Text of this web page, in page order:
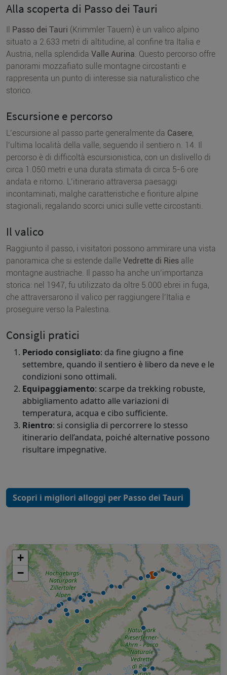
Alla scoperta di Passo dei Tauri
Il Passo dei Tauri (Krimmler Tauern) è un valico alpino
situato a 2.633 metri di altitudine, al confine tra Italia e
Austria, nella splendida Valle Aurina . Questo percorso offre
panorami mozzafiato sulle montagne circostanti e
rappresenta un punto di interesse sia naturalistico che
storico.
Escursione e percorso
L’escursione al passo parte generalmente da Casere,
l’ultima località della valle, seguendo il sentiero n. 14. Il
percorso è di difficoltà escursionistica, con un dislivello di
circa 1.050 metri e una durata stimata di circa 5-6 ore
andata e ritorno. L’itinerario attraversa paesaggi
incontaminati, malghe caratteristiche e fioriture alpine
stagionali, regalando scorci unici sulle vette circostanti.
Il valico
Raggiunto il passo, i visitatori possono ammirare una vista
panoramica che si estende dalle Vedrette di Ries alle
montagne austriache. Il passo ha anche un’importanza
storica: nel 1947, fu utilizzato da oltre 5.000 ebrei in fuga,
che attraversarono il valico per raggiungere l’Italia e
proseguire verso la Palestina.
Consigli pratici
Periodo consigliato: da fine giugno a fine
settembre, quando il sentiero è libero da neve e le
condizioni sono ottimali.
Equipaggiamento: scarpe da trekking robuste,
abbigliamento adatto alle variazioni di
temperatura, acqua e cibo sufficiente.
Rientro: si consiglia di percorrere lo stesso
itinerario dell’andata, poiché alternative possono
risultare impegnative.
Scopri i migliori alloggi per Passo dei Tauri
+
−